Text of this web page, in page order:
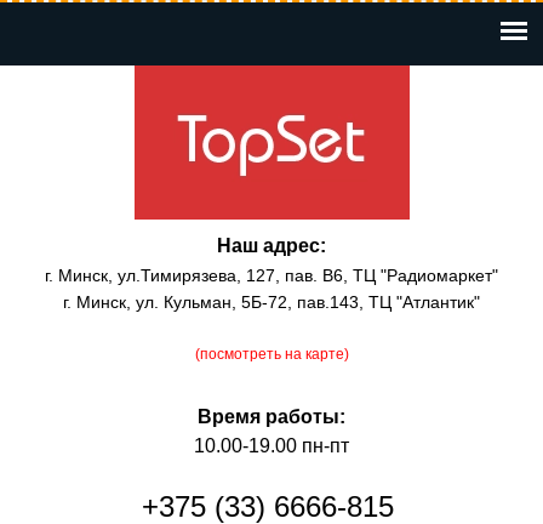
содержанию
Наш адрес:
г. Минск, ул.Тимирязева, 127, пав. В6, ТЦ "Радиомаркет"
г. Минск, ул. Кульман, 5Б-72, пав.143, ТЦ "Атлантик"
(посмотреть на карте)
Время работы:
10.00-19.00 пн-пт
+375 (33) 6666-815